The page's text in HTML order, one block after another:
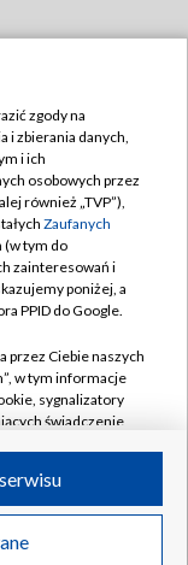
likwidacji
zgody na
i zbierania danych,
i ich
osobowych przez
również „TVP”),
Zaufanych
(w tym do
zainteresowań i
poniżej, a
PPID do Google.
przez Ciebie naszych
w tym informacje
sygnalizatory
świadczenie
przez Ciebie
IP, identyfikatory